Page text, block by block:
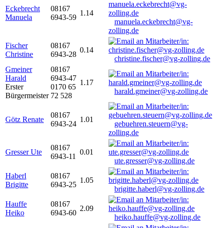
Eckebrecht
Manuela
08167
6943-59
1.14
manuela.eckebrecht@vg-
zolling.de
Fischer
Christine
08167
6943-28
0.14
christine.fischer@vg-zolling.de
Gmeiner
Harald
Erster
Bürgermeister
08167
6943-47
0170 65
72 528
1.17
harald.gmeiner@vg-zolling.de
Götz Renate
08167
6943-24
1.01
gebuehren.steuern@vg-
zolling.de
Gresser Ute
08167
6943-11
0.01
ute.gresser@vg-zolling.de
Haberl
Brigitte
08167
6943-25
1.05
brigitte.haberl@vg-zolling.de
Hauffe
Heiko
08167
6943-60
2.09
heiko.hauffe@vg-zolling.de